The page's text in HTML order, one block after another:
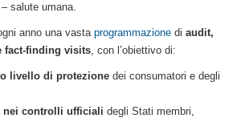
salute umana.
anno una vasta programmazione di audit,
fact-finding visits, con l’obiettivo di:
livello di protezione dei consumatori e degli
nei controlli ufficiali degli Stati membri,